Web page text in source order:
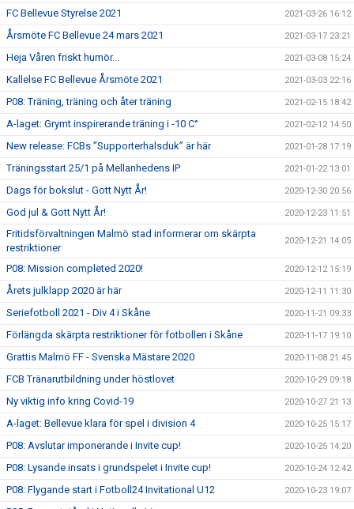
FC Bellevue Styrelse 2021 2021-03-26 16:12
Årsmöte FC Bellevue 24 mars 2021 2021-03-17 23:21
Heja Våren friskt humör... 2021-03-08 15:24
Kallelse FC Bellevue Årsmöte 2021 2021-03-03 22:16
P08: Träning, träning och åter träning 2021-02-15 18:42
A-laget: Grymt inspirerande träning i -10 C° 2021-02-12 14:50
New release: FCBs ”Supporterhalsduk” är här 2021-01-28 17:19
Träningsstart 25/1 på Mellanhedens IP 2021-01-22 13:01
Dags för bokslut - Gott Nytt År! 2020-12-30 20:56
God jul & Gott Nytt År! 2020-12-23 11:51
Fritidsförvaltningen Malmö stad informerar om skärpta
restriktioner
2020-12-21 14:05
P08: Mission completed 2020! 2020-12-12 15:19
Årets julklapp 2020 är här 2020-12-11 11:30
Seriefotboll 2021 - Div 4 i Skåne 2020-11-21 09:33
Förlängda skärpta restriktioner för fotbollen i Skåne 2020-11-17 19:10
Grattis Malmö FF - Svenska Mästare 2020 2020-11-08 21:45
FCB Tränarutbildning under höstlovet 2020-10-29 09:18
Ny viktig info kring Covid-19 2020-10-27 21:13
A-laget: Bellevue klara för spel i division 4 2020-10-25 15:17
P08: Avslutar imponerande i Invite cup! 2020-10-25 14:20
P08: Lysande insats i grundspelet i Invite cup! 2020-10-24 12:42
P08: Flygande start i Fotboll24 Invitational U12 2020-10-23 19:07